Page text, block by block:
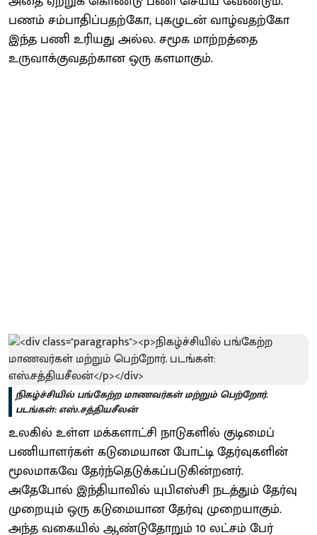
பணம் சம்பாதிப்பதற்கோ, புகழுடன் வாழ்வதற்கோ
இந்த பணி உரியது அல்ல. சமூக மாற்றத்தை
உருவாக்குவதற்கான ஒரு களமாகும்.
நிகழ்ச்சியில் பங்கேற்ற மாணவர்கள் மற்றும் பெற்றோர்.
படங்கள்: எஸ்.சத்தியசீலன்
உலகில் உள்ள மக்களாட்சி நாடுகளில் குடிமைப்
பணியாளர்கள் கடுமையான போட்டி தேர்வுகளின்
மூலமாகவே தேர்ந்தெடுக்கப்படுகின்றனர்.
அதேபோல் இந்தியாவில் யுபிஎஸ்சி நடத்தும் தேர்வு
முறையும் ஒரு கடுமையான தேர்வு முறையாகும்.
அந்த வகையில் ஆண்டுதோறும் 10 லட்சம் பேர்